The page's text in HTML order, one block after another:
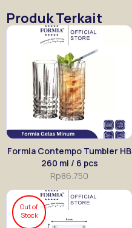
Produk Terkait
Formia Contempo Tumbler HB
260 ml / 6 pcs
Rp86.750
Out of
Stock